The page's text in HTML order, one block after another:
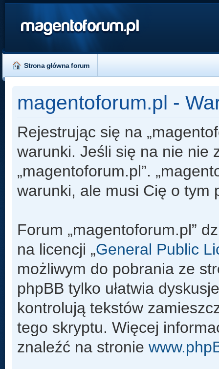
magentoforum.pl
Strona główna forum
magentoforum.pl -
Rejestrując się na
warunki. Jeśli się na nie nie
„magentoforum.pl”.
warunki, ale musi Cię o tym
Forum „magentoforum.pl”
na licencji „General Public
możliwym do pobrania ze
phpBB tylko ułatwia
kontrolują tekstów
tego skryptu. Więcej
znaleźć na stronie